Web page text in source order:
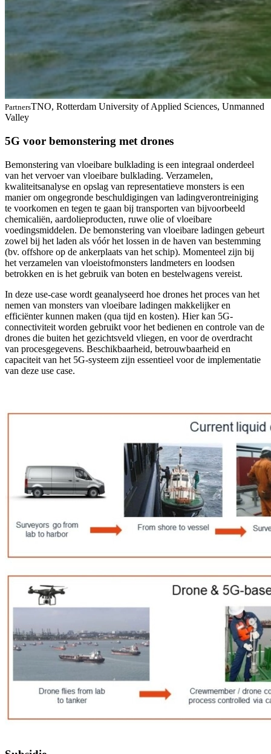
PartnersTNO, Rotterdam University of Applied Sciences, Unmanned
Valley
5G voor bemonstering met drones
Bemonstering van vloeibare bulklading is een integraal onderdeel
van het vervoer van vloeibare bulklading. Verzamelen,
kwaliteitsanalyse en opslag van representatieve monsters is een
manier om ongegronde beschuldigingen van ladingverontreiniging
te voorkomen en tegen te gaan bij transporten van bijvoorbeeld
chemicaliën, aardolieproducten, ruwe olie of vloeibare
voedingsmiddelen. De bemonstering van vloeibare ladingen gebeurt
zowel bij het laden als vóór het lossen in de haven van bestemming
(bv. offshore op de ankerplaats van het schip). Momenteel zijn bij
het verzamelen van vloeistofmonsters landmeters en loodsen
betrokken en is het gebruik van boten en bestelwagens vereist.
In deze use-case wordt geanalyseerd hoe drones het proces van het
nemen van monsters van vloeibare ladingen makkelijker en
efficiënter kunnen maken (qua tijd en kosten). Hier kan 5G-
connectiviteit worden gebruikt voor het bedienen en controle van de
drones die buiten het gezichtsveld vliegen, en voor de overdracht
van procesgegevens. Beschikbaarheid, betrouwbaarheid en
capaciteit van het 5G-systeem zijn essentieel voor de implementatie
van deze use case.